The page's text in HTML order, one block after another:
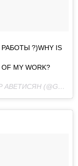
?)WHY IS
MY WORK?
UNE PUBLICATION PARTAGÉE PAR ГОАР АВЕТИСЯН (@GOAR_AVETISYAN) LE